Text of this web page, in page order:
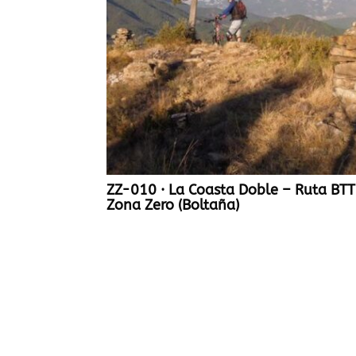
ZZ-010 · La Coasta Doble – Ruta
Zona Zero (Boltaña)